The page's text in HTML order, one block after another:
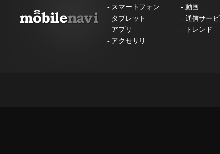
- スマートフォン - 動画
- タブレット - 通信サー
- アプリ -
トレンド
- アクセサリ